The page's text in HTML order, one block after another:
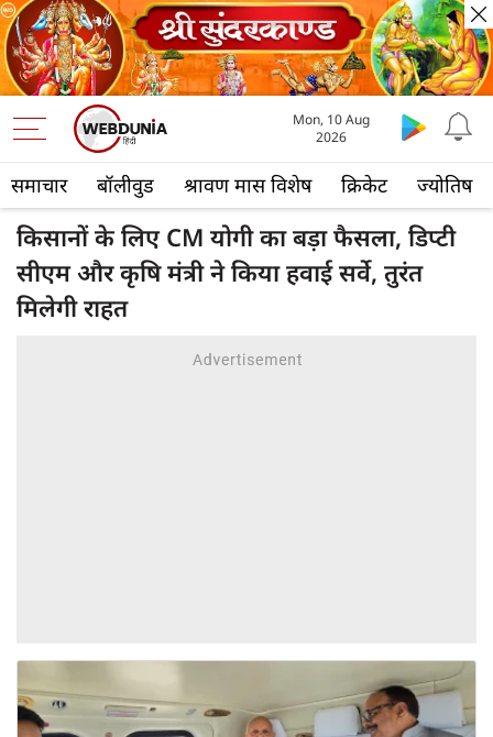
समाचार बॉलीवुड श्रावण मास विशेष क्रिकेट ज्योतिष
Mon, 10 Aug
2026
किसानों के लिए CM योगी का बड़ा फैसला, डिप्टी
सीएम और कृषि मंत्री ने किया हवाई सर्वे, तुरंत
मिलेगी राहत